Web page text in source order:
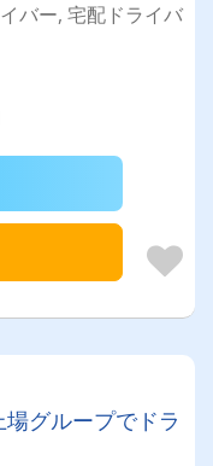
バー, 宅配ドライバ
グループでドラ